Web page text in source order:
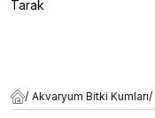
Tarak
/ Akvaryum Bitki Kumları/